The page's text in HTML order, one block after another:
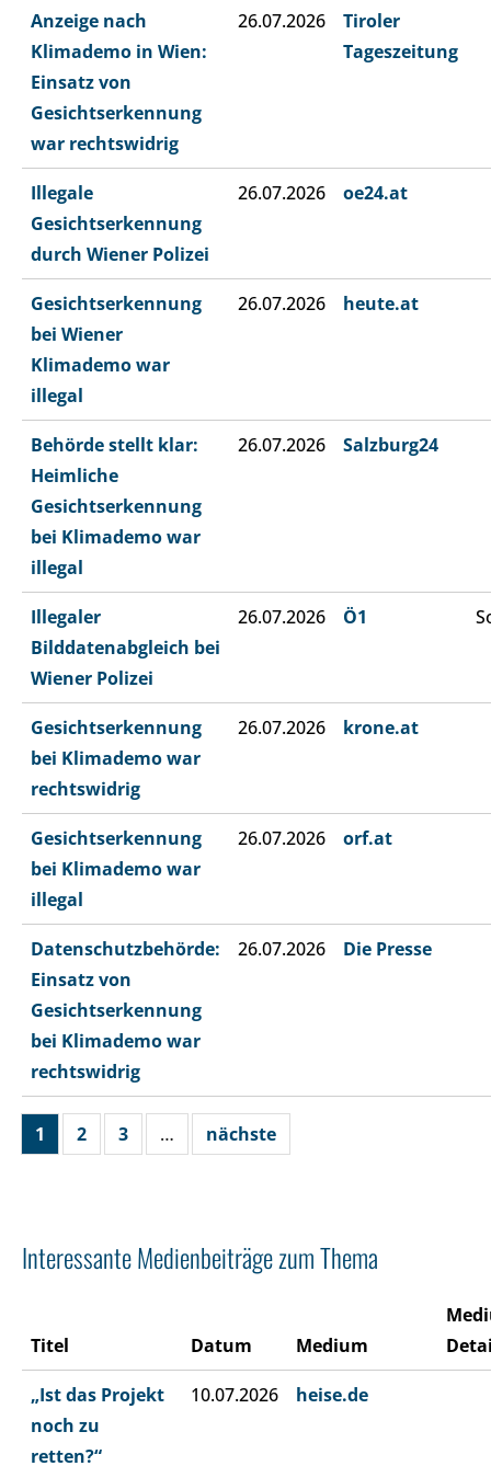
Anzeige nach
Klimademo in Wien:
Einsatz von
Gesichtserkennung
war rechtswidrig
26.07.2026
Tiroler
Tageszeitung
Illegale
Gesichtserkennung
durch Wiener Polizei
26.07.2026 oe24.at
Gesichtserkennung
bei Wiener
Klimademo war
illegal
26.07.2026 heute.at
Behörde stellt klar:
Heimliche
Gesichtserkennung
bei Klimademo war
illegal
26.07.2026 Salzburg24
Illegaler
Bilddatenabgleich bei
Wiener Polizei
26.07.2026 Ö1
Gesichtserkennung
bei Klimademo war
rechtswidrig
26.07.2026 krone.at
Gesichtserkennung
bei Klimademo war
illegal
26.07.2026 orf.at
Datenschutzbehörde:
Einsatz von
Gesichtserkennung
bei Klimademo war
rechtswidrig
26.07.2026 Die Presse
1 2 3 … nächste
Interessante Medienbeiträge zum Thema
Titel Datum Medium
„Ist das Projekt
noch zu
retten?“
10.07.2026 heise.de